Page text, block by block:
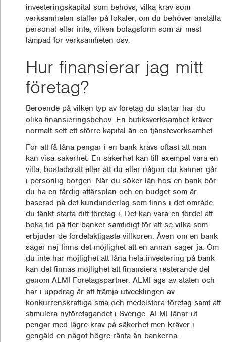
investeringskapital som behövs, vilka krav som
verksamheten ställer på lokaler, om du behöver anställa
personal eller inte, vilken bolagsform som är mest
lämpad för verksamheten osv.
Hur finansierar jag mitt
företag?
Beroende på vilken typ av företag du startar har du
olika finansieringsbehov. En butiksverksamhet kräver
normalt sett ett större kapital än en tjänsteverksamhet.
För att få låna pengar i en bank krävs oftast att man
kan visa säkerhet. En säkerhet kan till exempel vara en
villa, bostadsrätt eller att du eller någon du känner går
i personlig borgen. När du söker lån hos en bank bör
du ha en färdig affärsplan och en budget som är
baserad på det kundunderlag som finns i det område
du tänkt starta ditt företag i. Det kan vara en fördel att
boka tid på fler banker samtidigt för att se vilka som
erbjuder de fördelaktigaste villkoren. Även om en bank
säger nej finns det möjlighet att en annan säger ja. Om
du inte har möjlighet att låna hela investering på bank
kan det finnas möjlighet att finansiera resterande del
genom ALMI Företagspartner. ALMI ägs av staten och
har i uppdrag är att främja utvecklingen av
konkurrenskraftiga små och medelstora företag samt att
stimulera nyföretagandet i Sverige. ALMI lånar ut
pengar med lägre krav på säkerhet men kräver i
gengäld en något högre ränta än bankerna.